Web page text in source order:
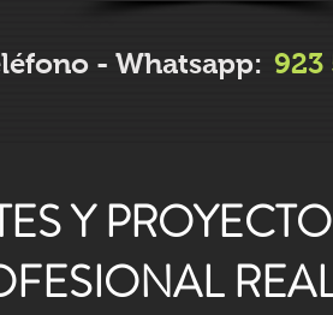
923
- Whatsapp:
Y